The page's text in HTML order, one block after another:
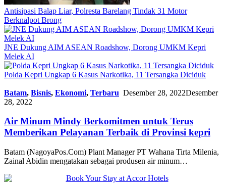
Antisipasi Balap Liar, Polresta Barelang Tindak 31 Motor
Berknalpot Brong
JNE Dukung AIM ASEAN Roadshow, Dorong UMKM Kepri
Melek AI
Polda Kepri Ungkap 6 Kasus Narkotika, 11 Tersangka Diciduk
Batam, Bisnis, Ekonomi, Terbaru Desember 28, 2022Desember
28, 2022
Air Minum Mindy Berkomitmen untuk Terus
Memberikan Pelayanan Terbaik di Provinsi kepri
Batam (NagoyaPos.Com) Plant Manager PT Wahana Tirta Milenia,
Zainal Abidin mengatakan sebagai produsen air minum…